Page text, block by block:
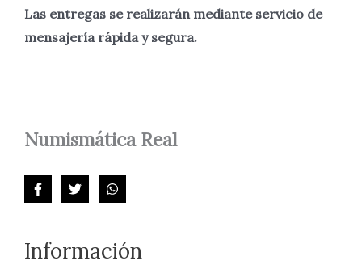
Las entregas se realizarán mediante servicio de
mensajería rápida y segura.
NumismáticaReal
Información